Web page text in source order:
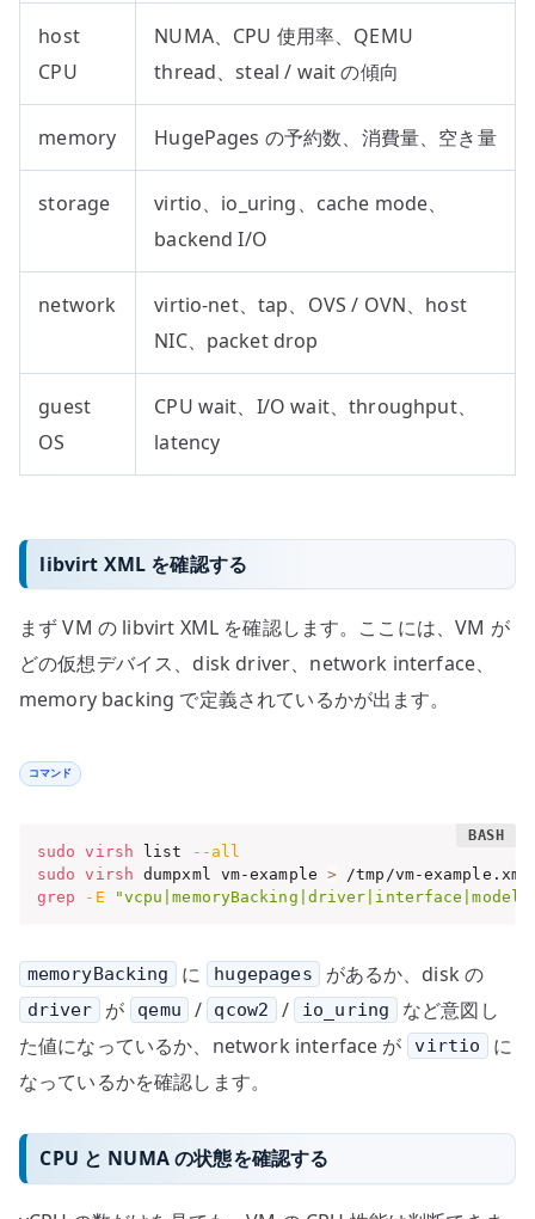
host
CPU
NUMA、CPU 使用率、QEMU
thread、steal / wait の傾向
memory HugePages の予約数、消費量、空き量
storage
virtio、io_uring、cache mode、
backend I/O
network
virtio-net、tap、OVS / OVN、host
NIC、packet drop
guest
OS
CPU wait、I/O wait、throughput、
latency
libvirt XML を確認する
まず VM の libvirt XML を確認します。ここには、VM が
どの仮想デバイス、disk driver、network interface、
memory backing で定義されているかが出ます。
コマンド
sudo virsh list
--all
sudo
virsh dumpxml vm-example >
grep
-E
memoryBacking に hugepages があるか、disk の
driver が qemu / qcow2 / io_uring
など意図し
た値になっているか、network interface が
virtio
に
なっているかを確認します。
CPU と NUMA の状態を確認する